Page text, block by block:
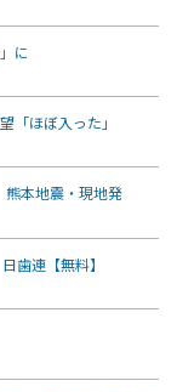
に
ほぼ入った」
本地震・現地発
連【無料】